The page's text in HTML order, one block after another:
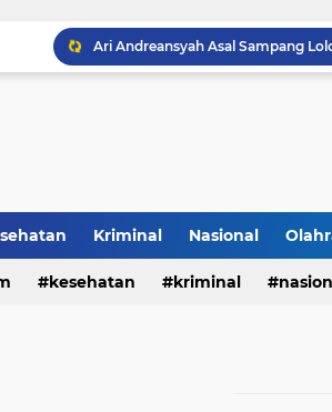
Kriminal Nasional
kesehatan kriminal